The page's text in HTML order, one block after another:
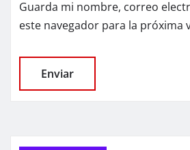
Guarda mi nombre, correo
este navegador para la próxima